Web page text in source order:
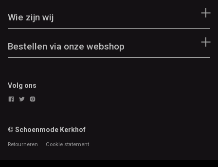
Wie zijn wij
Bestellen via onze webshop
Volg ons
© Schoenmode Kerkhof
Retourneren Cookie statement